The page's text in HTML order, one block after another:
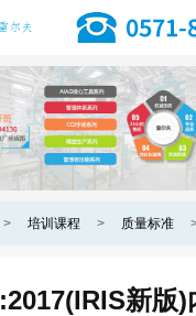
> 培训课程 > 质量标准
新版)